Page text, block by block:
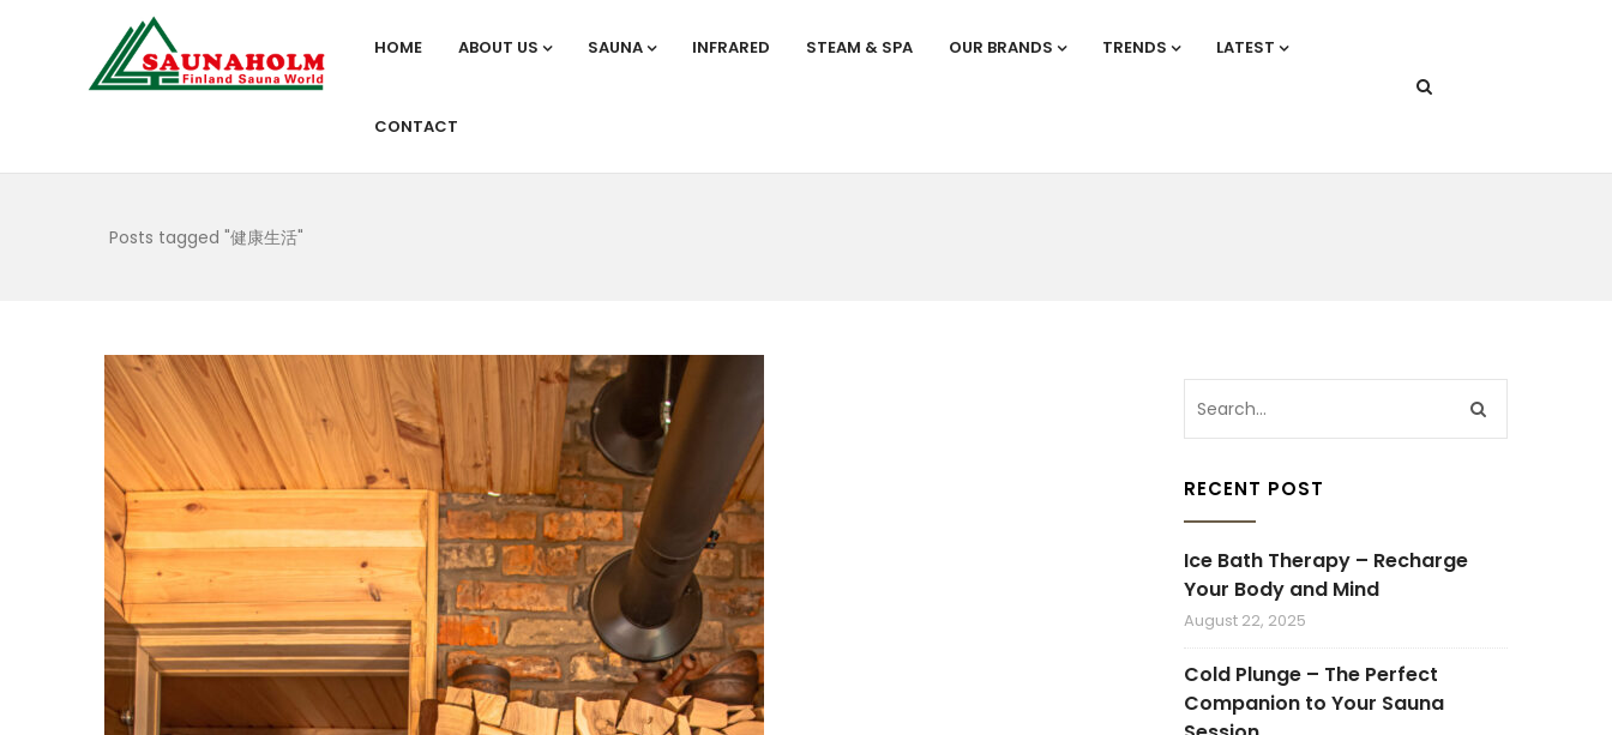
HOME ABOUT US SAUNA INFRARED STEAM & SPA OUR BRANDS TRENDS LATEST
CONTACT
Posts tagged "健康生活"
RECENT POST
Ice Bath Therapy – Recharge
Your Body and Mind
August 22, 2025
Cold Plunge – The Perfect
Companion to Your Sauna